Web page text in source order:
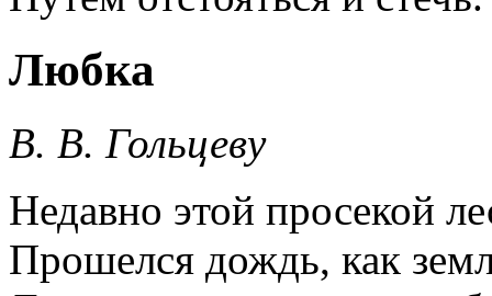
Любка
В. B. Гольцеву
Недавно этой просекой
Прошелся дождь, как